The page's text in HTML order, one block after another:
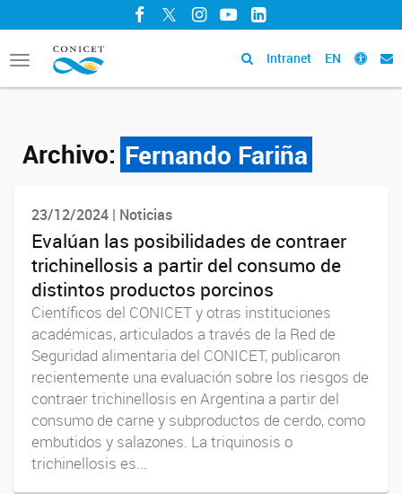
Facebook
TwitterInstagram
YouTubeLinkedIn
Toggle
navigation
Intranet EN
Archivo: Fernando Fariña
23/12/2024 | Noticias
Evalúan las posibilidades de contraer
trichinellosis a partir del consumo de
distintos productos porcinos
Científicos del CONICET y otras instituciones
académicas, articulados a través de la Red de
Seguridad alimentaria del CONICET, publicaron
recientemente una evaluación sobre los riesgos de
contraer trichinellosis en Argentina a partir del
consumo de carne y subproductos de cerdo, como
embutidos y salazones. La triquinosis o
trichinellosis es...